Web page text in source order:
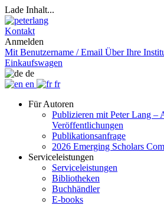
Lade Inhalt...
Kontakt
Anmelden
Mit Benutzername / Email Über Ihre
Einkaufswagen
de
en
fr
Für Autoren
Publizieren mit Peter Lang –
Veröffentlichungen
Publikationsanfrage
2026 Emerging Scholars
Serviceleistungen
Serviceleistungen
Bibliotheken
Buchhändler
E-books